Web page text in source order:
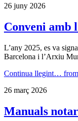
26 juny 2026
Conveni amb
L’any 2025, es va
Barcelona i l’Arxiu
Continua llegint…
26 març 2026
Manuals